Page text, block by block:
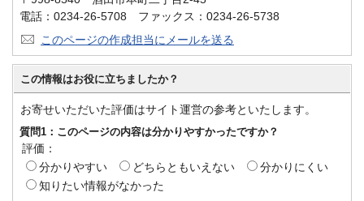
電話：0234-26-5708 ファックス：0234-26-5738
このページの作成担当にメールを送る
この情報はお役に立ちましたか？
お寄せいただいた評価はサイト運営の参考といたします。
質問1：このページの内容は分かりやすかったですか？
評価：
分かりやすい
どちらともいえない
分かりにくい
知りたい情報がなかった